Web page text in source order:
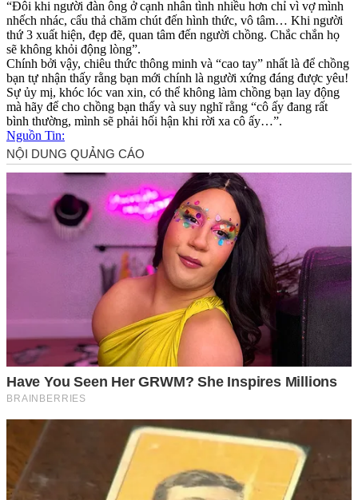
“Đôi khi người đàn ông ở cạnh nhân tình nhiều hơn chỉ vì vợ mình
nhếch nhác, cẩu thả chăm chút đến hình thức, vô tâm… Khi người
thứ 3 xuất hiện, đẹp đẽ, quan tâm đến người chồng. Chắc chắn họ
sẽ không khỏi động lòng”.
Chính bởi vậy, chiêu thức thông minh và “cao tay” nhất là để chồng
bạn tự nhận thấy rằng bạn mới chính là người xứng đáng được yêu!
Sự ủy mị, khóc lóc van xin, có thể không làm chồng bạn lay động
mà hãy để cho chồng bạn thấy và suy nghĩ rằng “cô ấy đang rất
bình thường, mình sẽ phải hối hận khi rời xa cô ấy…”.
Nguồn Tin: